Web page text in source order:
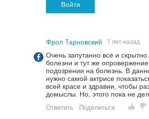
Войти
Фрол Тарновский 7 лет назад
Очень запутанно всё и
болезни и тут же
подозрении на болезнь. В
нужно самой актрисе
всей красе и здравии, чтобы
домыслы. Но, этого пока не
Ответить Поделиться